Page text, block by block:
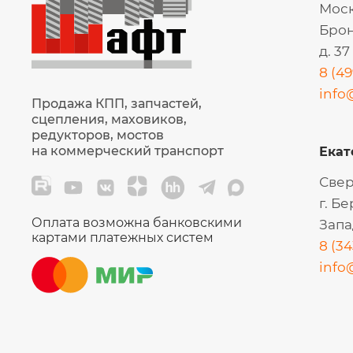
Продажа КПП, запчастей,
сцепления, маховиков,
редукторов, мостов
на коммерческий транспорт
Оплата возможна банковскими
картами платежных систем
д. 37
8
г.
8